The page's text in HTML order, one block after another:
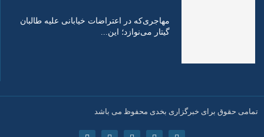
مهاجری‌که در اعتراضات خیابانی علیه طالبان
گیتار می‌نوازد؛ این...
تمامی حقوق برای خبرگزاری بخدی محفوظ می باشد